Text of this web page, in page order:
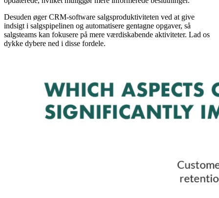
Desuden øger CRM-software salgsproduktiviteten ved at give
indsigt i salgspipelinen og automatisere gentagne opgaver, så
salgsteams kan fokusere på mere værdiskabende aktiviteter. Lad os
dykke dybere ned i disse fordele.